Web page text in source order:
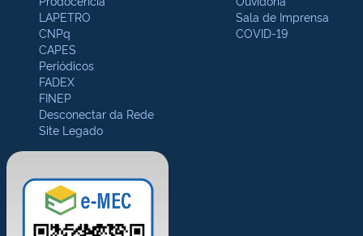
LAPETRO
CNPq
CAPES
Periódicos
FADEX
FINEP
Desconectar da Rede
Site Legado
Sala de Imprensa
COVID-19